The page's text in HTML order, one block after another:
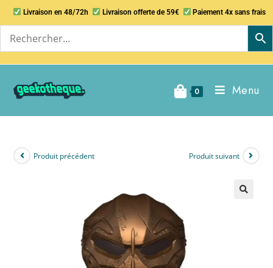
Livraison en 48/72h Livraison offerte de 59€ Paiement 4x sans frais
0 Menu
Produit précédent Produit suivant